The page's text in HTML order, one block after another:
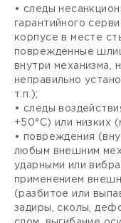
• следы
гарантийного
корпусе в месте
поврежденные
внутри механизма,
неправильно
т.п.);
• следы
+50°С) или низких
• повреждения
любым внешним
ударными или
применением
(разбитое или
задиры, сколы,